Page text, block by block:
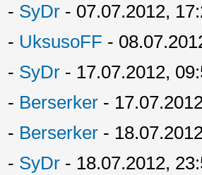
- SyDr - 07.07.2012,
- UksusoFF -
- SyDr - 17.07.2012,
- Berserker -
- Berserker -
- SyDr - 18.07.2012,